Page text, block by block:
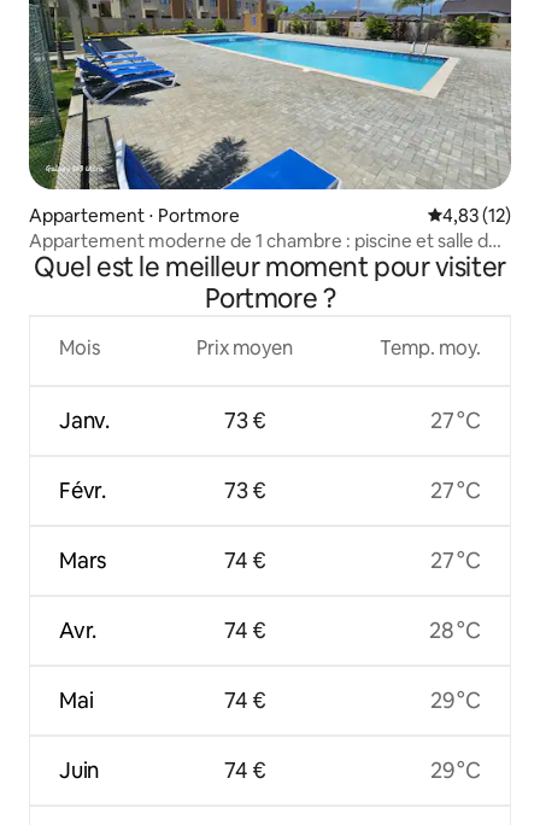
Appartement ⋅ Portmore Évaluation
4,83 (12)
Appartement moderne de 1 chambre : piscine et salle de
sport
Quel est le meilleur moment pour visiter
Portmore ?
Mois
Janv.
Févr.
Mars
Avr.
Mai
Juin
Prix moyen
73 €
73 €
74 €
74 €
74 €
74 €
Temp. moy.
27 °C
27 °C
27 °C
28 °C
29 °C
29 °C